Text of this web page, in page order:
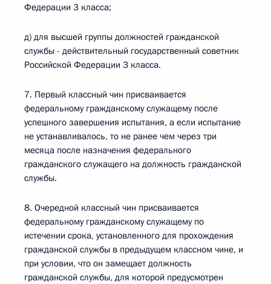
Федерации 3 класса;
д) для высшей группы должностей гражданской
службы - действительный государственный советник
Российской Федерации 3 класса.
7. Первый классный чин присваивается
федеральному гражданскому служащему после
успешного завершения испытания, а если испытание
не устанавливалось, то не ранее чем через три
месяца после назначения федерального
гражданского служащего на должность гражданской
службы.
8. Очередной классный чин присваивается
федеральному гражданскому служащему по
истечении срока, установленного для прохождения
гражданской службы в предыдущем классном чине, и
при условии, что он замещает должность
гражданской службы, для которой предусмотрен